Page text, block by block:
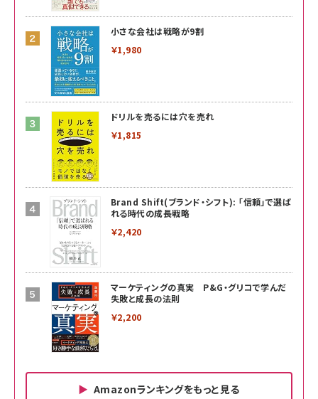
小さな会社は戦略が9割
￥1,980
ドリルを売るには穴を売れ
￥1,815
Brand Shift(ブランド・シフト): 「信頼」で選ば
れる時代の成長戦略
￥2,420
マーケティングの真実 P&G・グリコで学んだ
失敗と成長の法則
￥2,200
Amazonランキングをもっと見る